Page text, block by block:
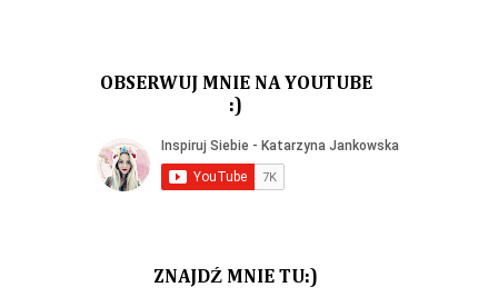
OBSERWUJ MNIE NA YOUTUBE
:)
ZNAJDŹ MNIE TU:)